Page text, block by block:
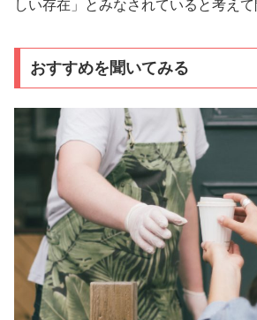
しい存在」とみなされていると考え
おすすめを聞いてみる